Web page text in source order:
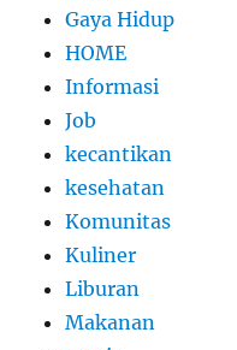
Gaya Hidup
HOME
Informasi
Job
kecantikan
kesehatan
Komunitas
Kuliner
Liburan
Makanan